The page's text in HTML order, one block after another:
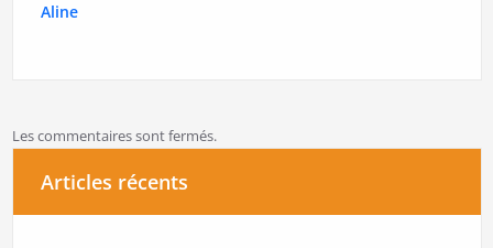
Aline
Les commentaires sont fermés.
Articles récents